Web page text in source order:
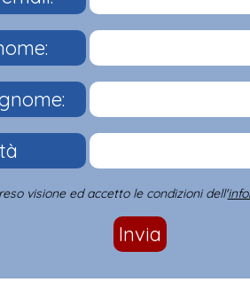
visione ed accetto le condizioni dell'
Invia